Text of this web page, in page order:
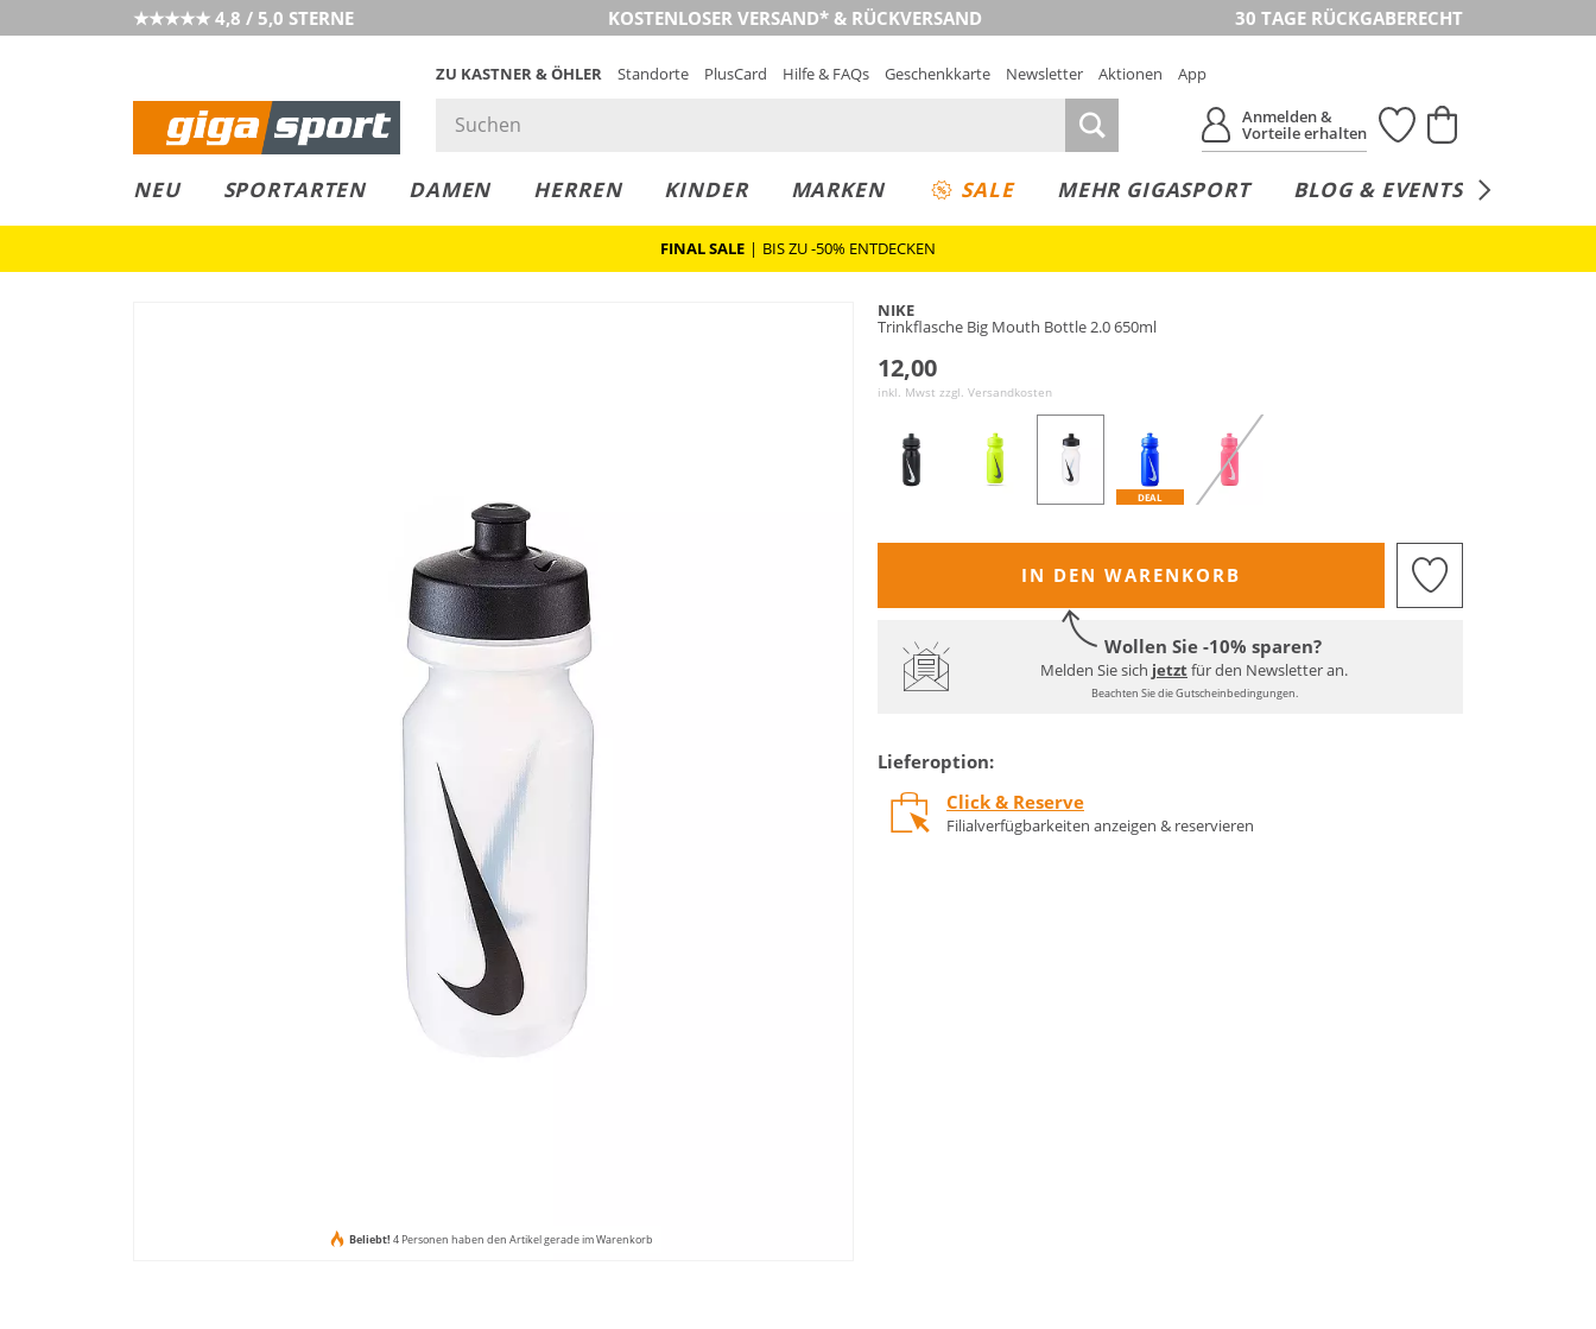
★★★★★ 4,8 / 5,0 STERNE KOSTENLOSER VERSAND* & RÜCKVERSAND 30 TAGE RÜCKGABERECHT
ZU KASTNER & ÖHLER Standorte PlusCard Hilfe & FAQs Geschenkkarte Newsletter Aktionen
App
Anmelden &
Vorteile erhalten
NEU SPORTARTEN DAMEN HERREN KINDER MARKEN SALE MEHR GIGASPORT BLOG & EVENTS
LEASING
COLLECT
RESERVE
FINAL SALE | BIS ZU -50% ENTDECKEN
Beliebt! 4 Personen haben den Artikel gerade im Warenkorb
NIKE
Trinkflasche Big Mouth Bottle 2.0 650ml
12,00
inkl. Mwst zzgl. Versandkosten
DEAL
IN DEN WARENKORB
Wollen Sie -10% sparen?
Melden Sie sich jetztfür den Newsletter an.
Beachten Sie die Gutscheinbedingungen.
Lieferoption:
Click & Reserve
Filialverfügbarkeiten anzeigen & reservieren